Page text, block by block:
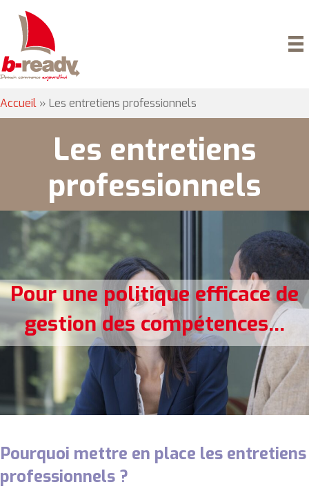
Accueil » Les entretiens professionnels
Les entretiens
professionnels
Pour une politique efficace de
gestion des compétences...
Pourquoi mettre en place les entretiens
professionnels ?